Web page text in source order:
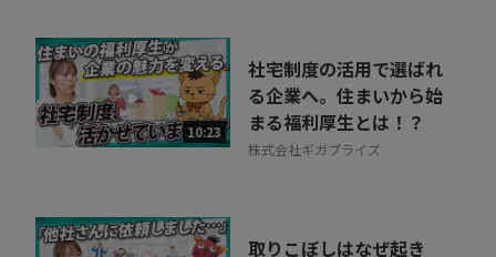
10:23
社宅制度の活用で選ばれ
る企業へ。住まいから始
まる福利厚生とは！？
株式会社ギガプライズ
取りこぼしはなぜ起き